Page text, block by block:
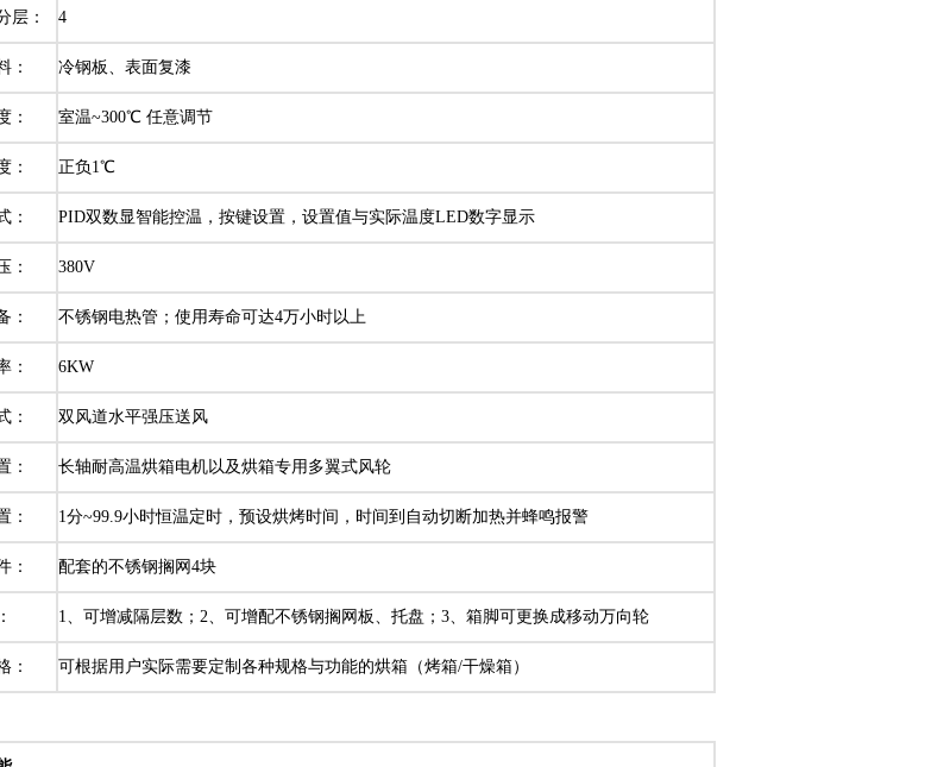
层： 4
： 冷钢板、表面复漆
： 室温~300℃ 任意调节
： 正负1℃
： PID双数显智能控温，按键设置，设置值与实际温度LED数字显示
： 380V
： 不锈钢电热管；使用寿命可达4万小时以上
： 6KW
： 双风道水平强压送风
： 长轴耐高温烘箱电机以及烘箱专用多翼式风轮
： 1分~99.9小时恒温定时，预设烘烤时间，时间到自动切断加热并蜂鸣报警
： 配套的不锈钢搁网4块
1、可增减隔层数；2、可增配不锈钢搁网板、托盘；3、箱脚可更换成移动万向轮
： 可根据用户实际需要定制各种规格与功能的烘箱（烤箱/干燥箱）